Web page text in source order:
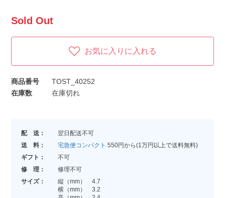
Sold Out
お気に入りに入れる
商品番号
TOST_40252
在庫数
在庫切れ
配 送：
翌日配送不可
送 料：
宅急便コンパクト 550円から(1万円以上で送料無料)
ギフト：
不可
修 理：
修理不可
サイズ：
縦（mm） 4.7
横（mm） 3.2